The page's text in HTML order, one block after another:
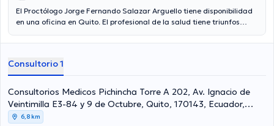
El Proctólogo Jorge Fernando Salazar Arguello tiene disponibilidad
en una oficina en Quito. El profesional de la salud tiene triunfos
Universidad Técnica Particular De Loja y tiene amplios
experiencia laboral en su disciplina. También, él se ha desempeñado
como miembro de diversas asociaciones médicas. Jorge Fernando
Salazar Arguello ha colaborado en considerables conferencias con
el ideal de tener una formación continua en su ámbito de
especialización y ha difundido importantes ediciones. Es importante
resaltar que, el profesional de la salud puede hablar en Español,
Consultorio 1
Consultorios Medicos Pichincha Torre A 202, Av. Ignacio de
Veintimilla E3-84 y 9 de Octubre, Quito, 170143, Ecuador,
Quito6,8 km